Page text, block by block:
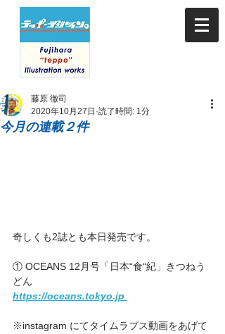
今月の連載２件
藤原 徹司
2020年10月27日 読了時間: 1分
奇しくも2誌とも本日発売です。
① OCEANS 12月号「日本“食“紀」きつねう
どん
https://oceans.tokyo.jp
※instagram にてタイムラプス動画をあげて